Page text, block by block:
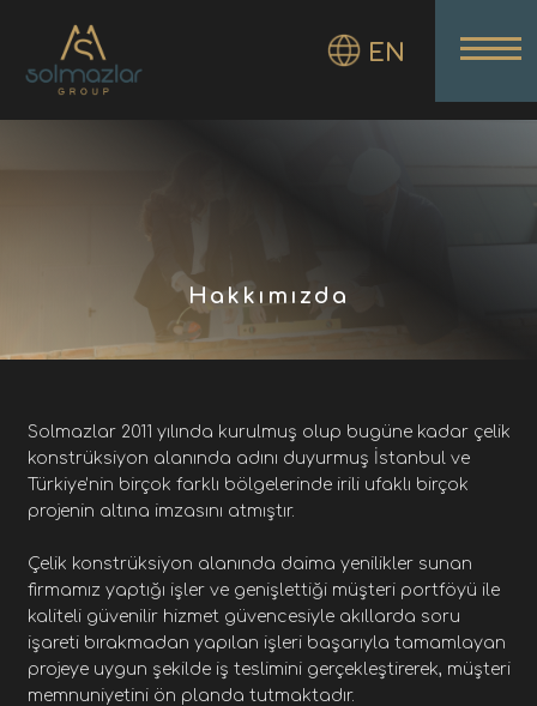
EN
Hakkımızda
Solmazlar 2011 yılında kurulmuş olup bugüne kadar çelik
konstrüksiyon alanında adını duyurmuş İstanbul ve
Türkiye’nin birçok farklı bölgelerinde irili ufaklı birçok
projenin altına imzasını atmıştır.
Çelik konstrüksiyon alanında daima yenilikler sunan
firmamız yaptığı işler ve genişlettiği müşteri portföyü ile
kaliteli güvenilir hizmet güvencesiyle akıllarda soru
işareti bırakmadan yapılan işleri başarıyla tamamlayan
projeye uygun şekilde iş teslimini gerçekleştirerek, müşteri
memnuniyetini ön planda tutmaktadır.